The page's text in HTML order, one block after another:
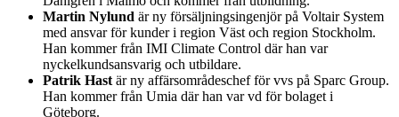
Martin Nylund är ny försäljningsingenjör på Voltair System
med ansvar för kunder i region Väst och region Stockholm.
Han kommer från IMI Climate Control där han var
nyckelkundsansvarig och utbildare.
Patrik Hast är ny affärsområdeschef för vvs på Sparc Group.
Han kommer från Umia där han var vd för bolaget i
Göteborg.